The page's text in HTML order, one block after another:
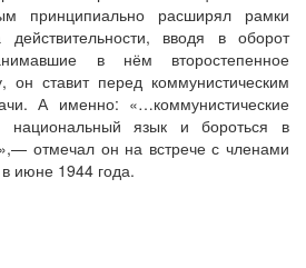
принципиально расширял рамки
действительности, вводя в оборот
в нём второстепенное
он ставит перед коммунистическим
А именно: «…коммунистические
национальный язык и бороться в
отмечал он на встрече с членами
июне 1944 года.